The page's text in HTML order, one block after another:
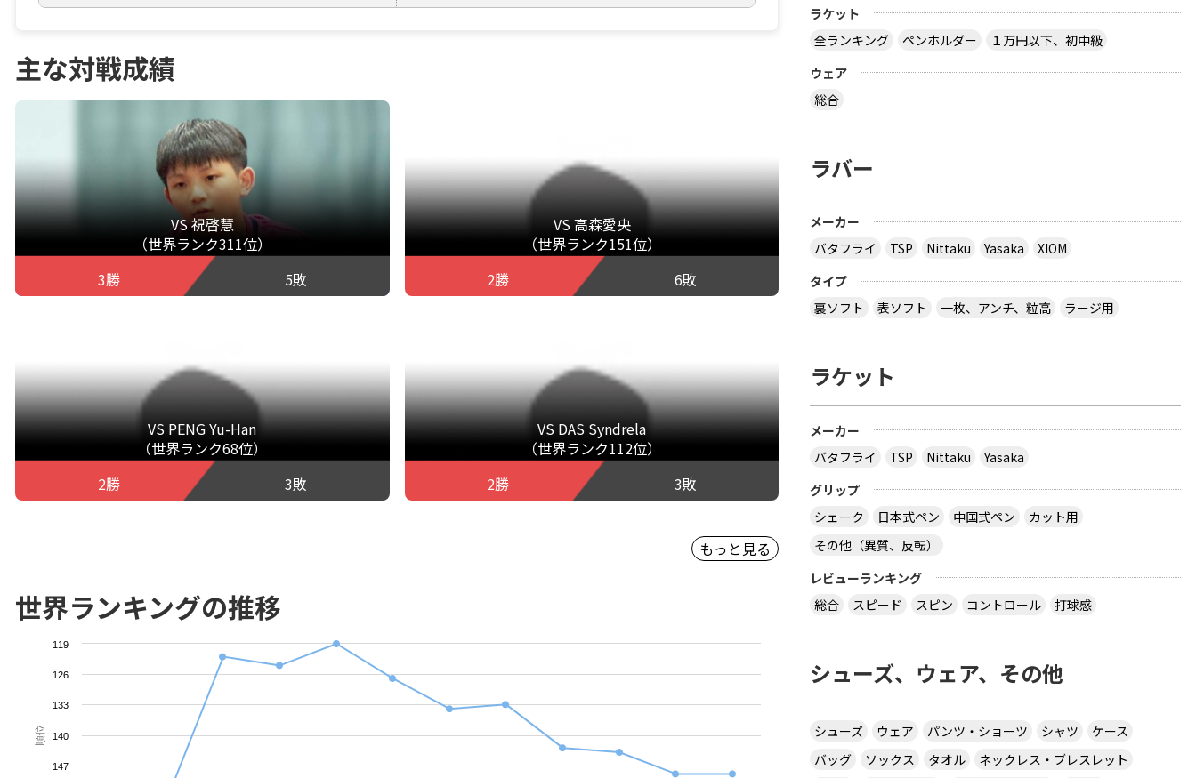
主な対戦成績
VS 祝啓慧
（世界ランク311位）
3勝
5敗
VS 高森愛央
（世界ランク151位）
2勝
6敗
VS PENG Yu-Han
（世界ランク68位）
2勝
3敗
VS DAS Syndrela
（世界ランク112位）
2勝
3敗
もっと見る
世界ランキングの推移
順位
119
126
133
140
147
ラケット
全ランキング
ペンホルダー
１万円以下、初中級
ウェア
総合
ラバー
メーカー
バタフライ
TSP Nittaku Yasaka
XIOM
タイプ
裏ソフト
表ソフト 一枚、アンチ、粒高 ラージ用
ラケット
メーカー
バタフライ
TSP Nittaku
Yasaka
グリップ
シェーク
日本式ペン 中国式ペン
カット用
その他（異質、反転）
レビューランキング
総合
スピード スピン コントロール 打球感
シューズ、ウェア、その他
シューズ ウェア パンツ・ショーツ シャツ
ケース
バッグ
ソックス タオル
ネックレス・ブレスレット